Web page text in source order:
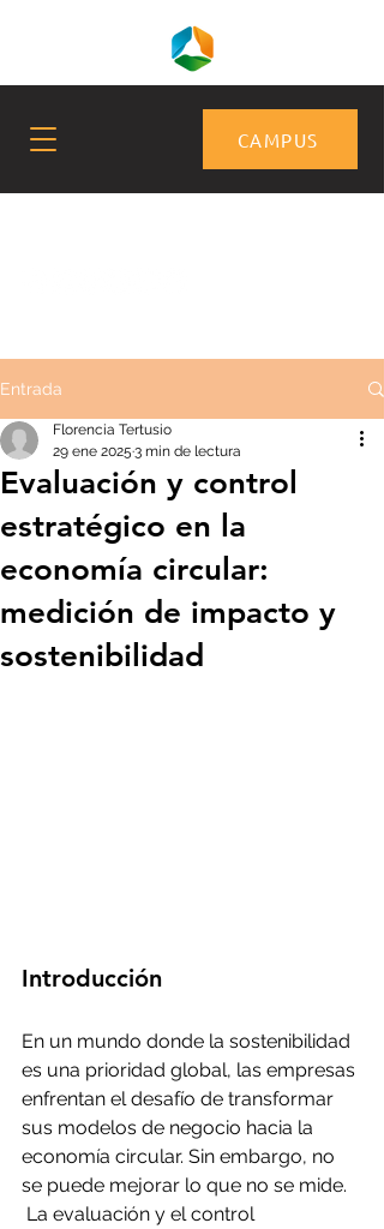
CAMPUS
Entrada
Evaluación y control
estratégico en la
economía circular:
medición de impacto y
sostenibilidad
Florencia Tertusio
29 ene 2025 3 min de lectura
Introducción
En un mundo donde la sostenibilidad
es una prioridad global, las empresas
enfrentan el desafío de transformar
sus modelos de negocio hacia la
economía circular. Sin embargo, no
se puede mejorar lo que no se mide.